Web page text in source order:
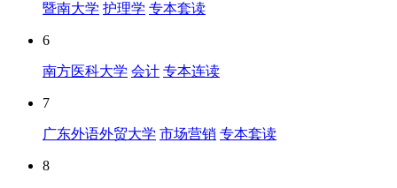
暨南大学 护理学 专本套读
6
南方医科大学 会计 专本连读
7
广东外语外贸大学 市场营销 专本套读
8